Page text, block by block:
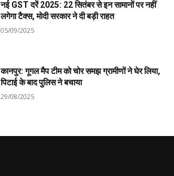
नई GST दरें 2025: 22 सितंबर से इन सामानों पर नहीं
लगेगा टैक्स, मोदी सरकार ने दी बड़ी राहत
05/09/2025
कानपुर: गूगल मैप टीम को चोर समझ ग्रामीणों ने घेर लिया,
पिटाई के बाद पुलिस ने बचाया
29/08/2025